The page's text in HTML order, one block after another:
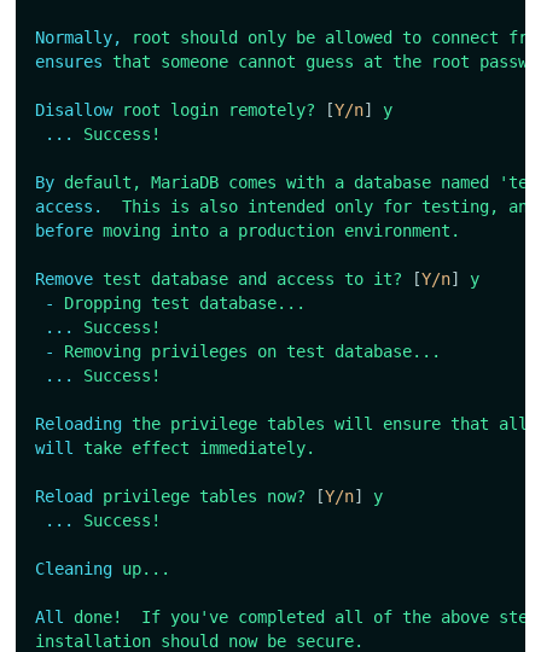
Normally, root should only be allowed to connect
ensures
that someone cannot guess at the root
Disallow root login remotely? [Y/n]
y
...
Success!
By default, MariaDB comes with a database named
access.
This is also intended only for testing,
and
before moving into a production environment.
Remove test database and access to it? [Y/n]
y
-
Dropping test
database...
...
Success!
-
Removing privileges on test
database...
...
Success!
Reloading the privilege tables will ensure that all
will
take effect immediately.
Reload privilege tables now? [Y/n]
y
...
Success!
Cleaning up...
All done! If you've completed all of the above
installation should now be secure.